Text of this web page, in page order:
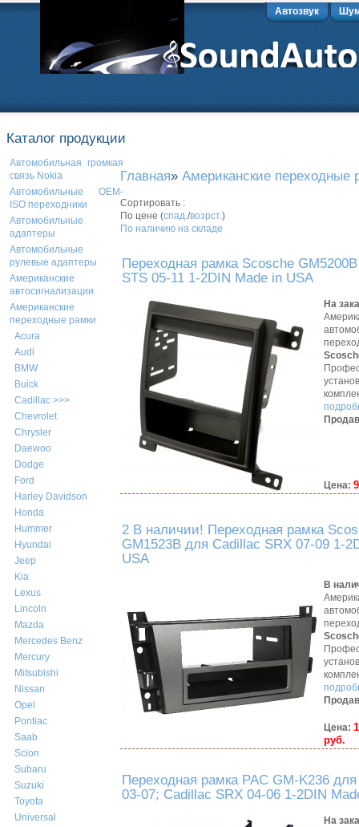
Автозвук
Каталог продукции
Автомобильная громкая
связь Nokia
Автомобильные OEM-
ISO переходники
Автомобильные
адаптеры
Автомобильные
рулевые адаптеры
Американские
автосигнализации
Американские
переходные рамки
Acura
Audi
BMW
Buick
Cadillac >>>
Chevrolet
Chrysler
Daewoo
Dodge
Ford
Harley Davidson
Honda
Hummer
Hyundai
Jeep
Kia
Lexus
Lincoln
Mazda
Mercedes Benz
Mercury
Mitsubishi
Nissan
Opel
Pontiac
Saab
Scion
Subaru
Suzuki
Toyota
Universal
Главная» Американские переходные
Сортировать :
По цене (спад./возрст.)
По наличию на складе
Переходная рамка Scosche
STS 05-11 1-2DIN Made in USA
На
Цена:
2 В наличии! Переходная рамка
GM1523B для Cadillac SRX 07-09 1-
USA
В
Цена:
руб.
Переходная рамка PAC GM-K236
03-07; Cadillac SRX 04-06 1-2DIN
На